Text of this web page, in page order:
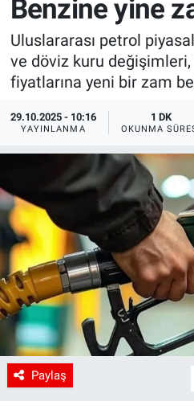
Benzine yine
Uluslararası petrol
ve döviz kuru değişimleri,
fiyatlarına yeni bir zam
29.10.2025 - 10:16
YAYINLANMA
1 DK
OKUNMA
Paylaş